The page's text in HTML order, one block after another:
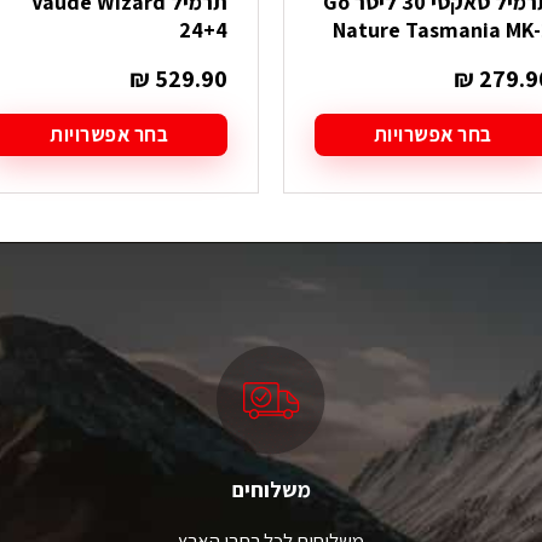
Nature Tasmania
₪
בחר אפשרויות
למוצר
24+4
₪ 529.90
בחר אפשרויות
למוצר
זה
את
האפשרויות
בעמוד
משלוחים